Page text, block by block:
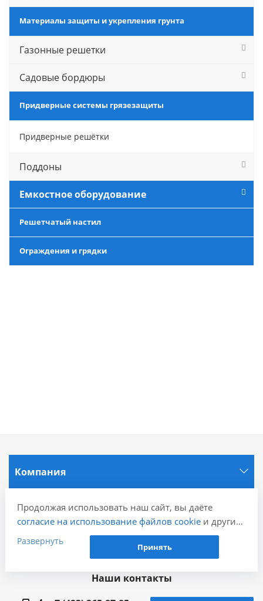
Материалы защиты и укрепления грунта
Газонные решетки
Садовые бордюры
Придверные системы грязезащиты
Придверные решётки
Поддоны
Емкостное оборудование
Решетчатый настил
Ограждения и грядки
Компания
Информация
Города
Наши контакты
Продолжая использовать наш сайт, вы даёте
согласие на использование файлов cookieи других
пользовательских данных (включая IP-адрес,
сведения о местоположении, устройстве, действиях
проведения статистических исследований,
Развернуть
Принять